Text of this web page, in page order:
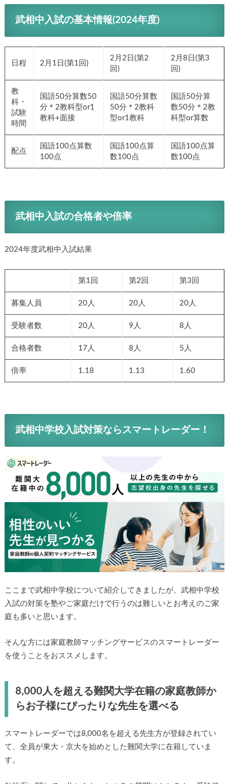
武相中入試の基本情報(2024年度)
日程 2月1日(第1回)
2月2日(第2
回)
2月8日(第3
回)
教
科・
試験
時間
国語50分算数50
分＊2教科型or1
教科+面接
国語50分算数
50分＊2教科
型or1教科
国語50分算
数50分＊2教
科型or算数
配点
国語100点算数
100点
国語100点算
数100点
国語100点算
数100点
武相中入試の合格者や倍率
2024年度武相中入試結果
第1回 第2回 第3回
募集人員 20人 20人 20人
受験者数 20人 9人 8人
合格者数 17人 8人 5人
倍率 1.18 1.13 1.60
武相中学校入試対策ならスマートレーダー！
ここまで武相中学校について紹介してきましたが、武相中学校
入試の対策を塾やご家庭だけで行うのは難しいとお考えのご家
庭も多いと思います。
そんな方には家庭教師マッチングサービスのスマートレーダー
を使うことをおススメします。
8,000人を超える難関大学在籍の家庭教師か
らお子様にぴったりな先生を選べる
スマートレーダーでは8,000名を超える先生方が登録されてい
て、全員が東大・京大を始めとした難関大学に在籍していま
す。